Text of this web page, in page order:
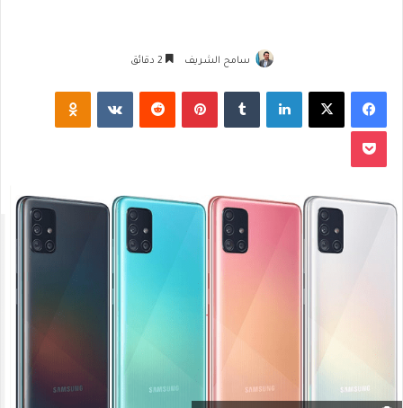
سامح الشريف
فيسبوك لينكدإن بينتيريست